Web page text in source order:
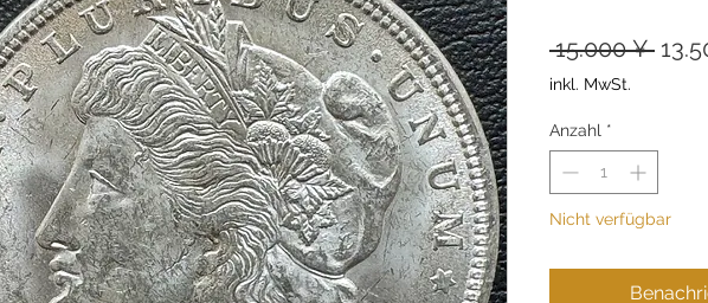
15.000 ¥
inkl. MwSt.
Anzahl *
Nicht verfügbar